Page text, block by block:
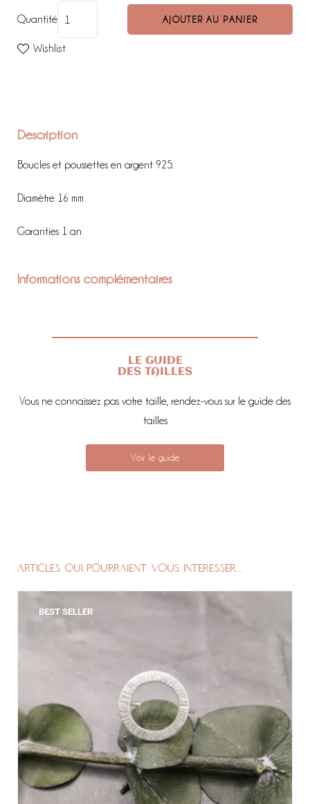
Quantité AJOUTER AU PANIER
Wishlist
Description
Boucles et poussettes en argent 925.
Diamètre 16 mm
Garanties 1 an
Informations complémentaires
LE GUIDE
DES TAILLES
Vous ne connaissez pas votre taille, rendez-vous sur le guide des
tailles
Voir le guide
ARTICLES QUI POURRAIENT VOUS INTÉRESSER...
BEST SELLER